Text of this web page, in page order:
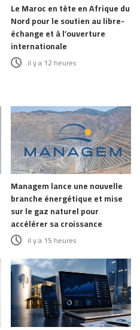
Le Maroc en tête en Afrique du
Nord pour le soutien au libre-
échange et à l’ouverture
internationale
il y a 12 heures
Managem lance une nouvelle
branche énergétique et mise
sur le gaz naturel pour
accélérer sa croissance
il y a 15 heures